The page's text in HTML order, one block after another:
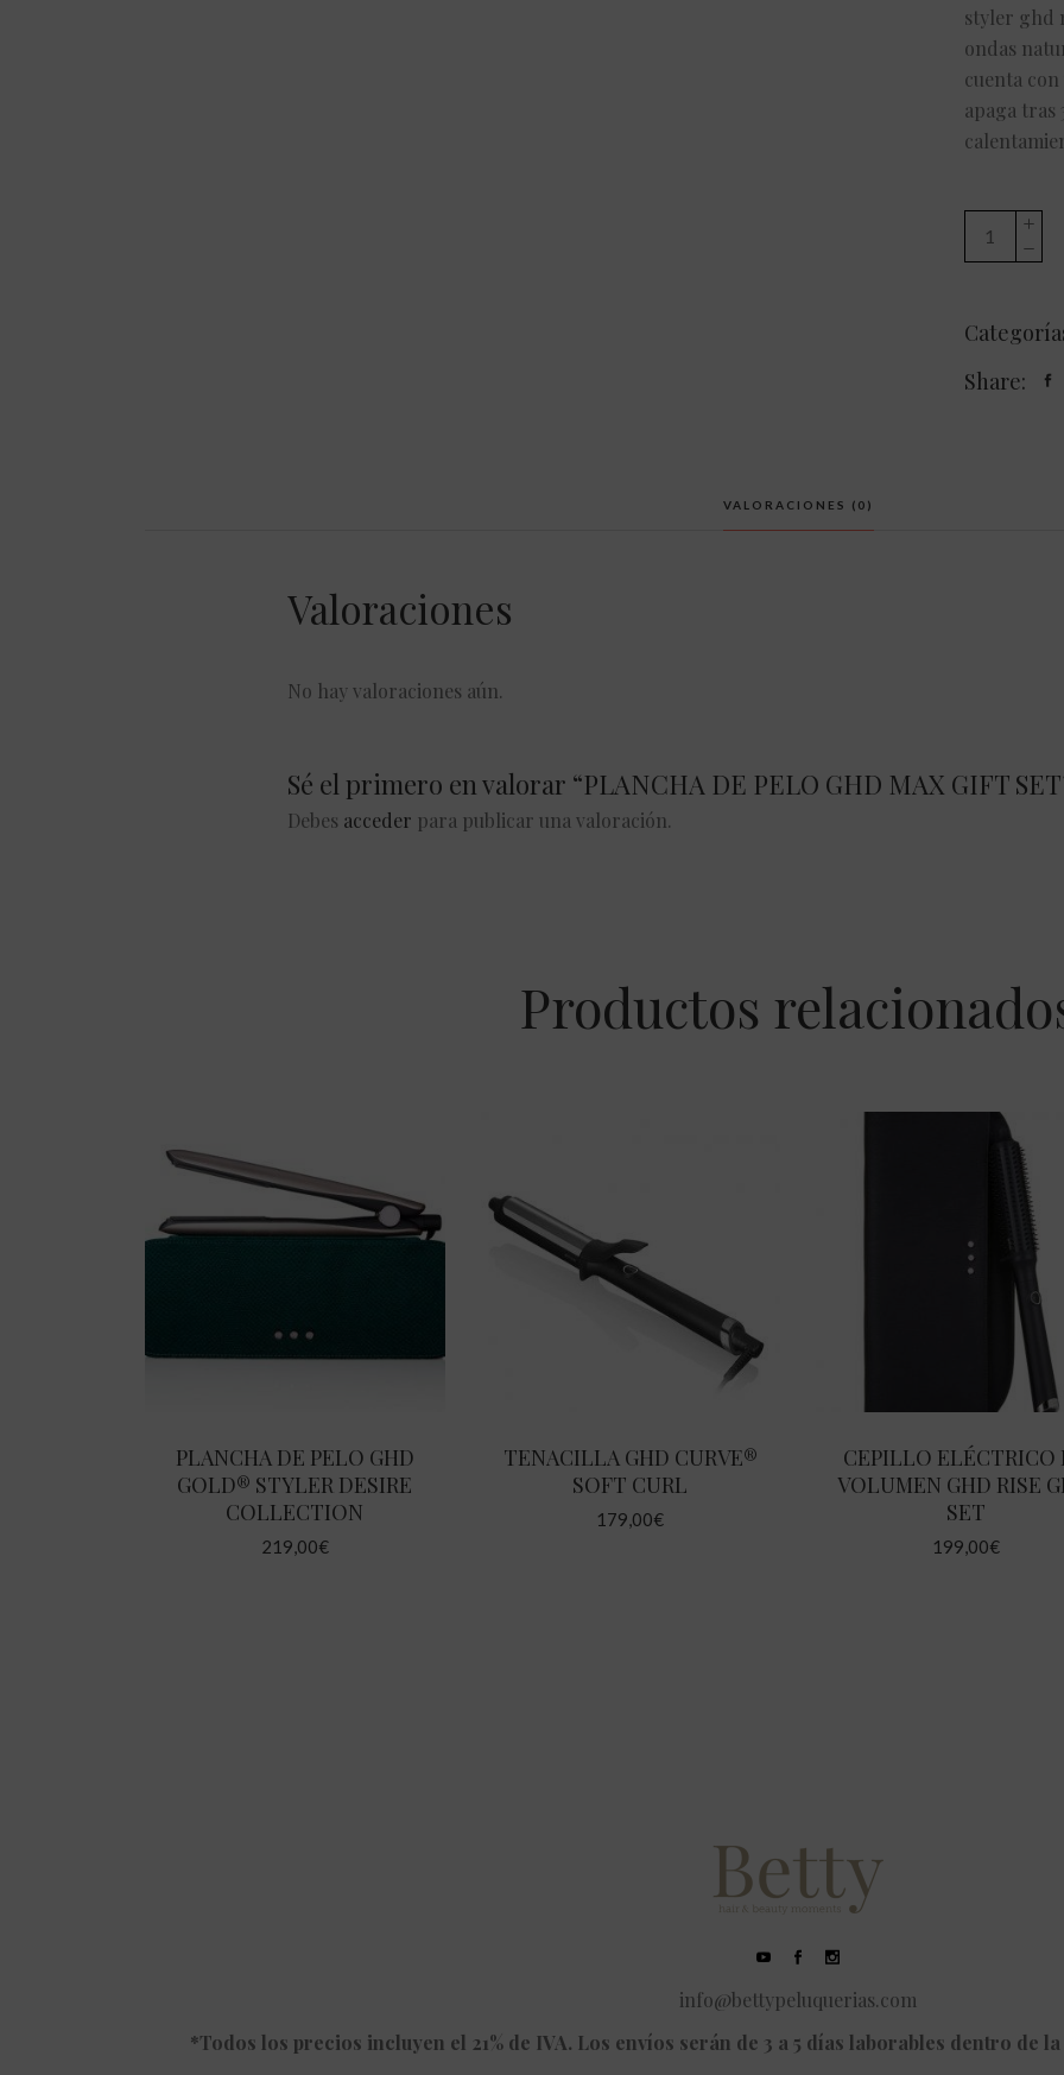
styler ghd
ondas
cuenta
apaga tras
PLANCHA
MAX
GIFT
Share:
VALORACIONES (0)
Valoraciones
No hay valoraciones aún.
Sé el primero en valorar “PLANCHA DE PELO GHD MAX GIFT
Debes acceder para publicar una valoración.
Productos
PLANCHA DE PELO GHD
GOLD® STYLER DESIRE
COLLECTION
219,00€
AÑADIR AL CARRITO
TENACILLA GHD CURVE®
SOFT CURL
179,00€
AÑADIR AL CARRITO
CEPILLO ELÉCTRICO
VOLUMEN GHD RISE
SET
199,00€
info@bettypeluquerias.com
*Todos los precios incluyen el 21% de IVA. Los envíos serán de 3 a 5 días laborables dentro de